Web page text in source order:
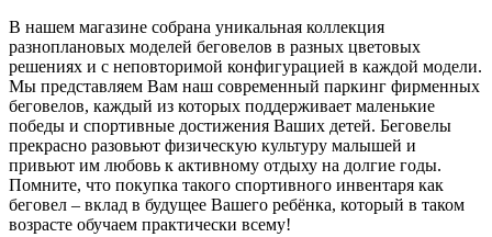
В нашем магазине собрана уникальная коллекция
разноплановых моделей беговелов в разных цветовых
решениях и с неповторимой конфигурацией в каждой модели.
Мы представляем Вам наш современный паркинг фирменных
беговелов, каждый из которых поддерживает маленькие
победы и спортивные достижения Ваших детей. Беговелы
прекрасно разовьют физическую культуру малышей и
привьют им любовь к активному отдыху на долгие годы.
Помните, что покупка такого спортивного инвентаря как
беговел – вклад в будущее Вашего ребёнка, который в таком
возрасте обучаем практически всему!